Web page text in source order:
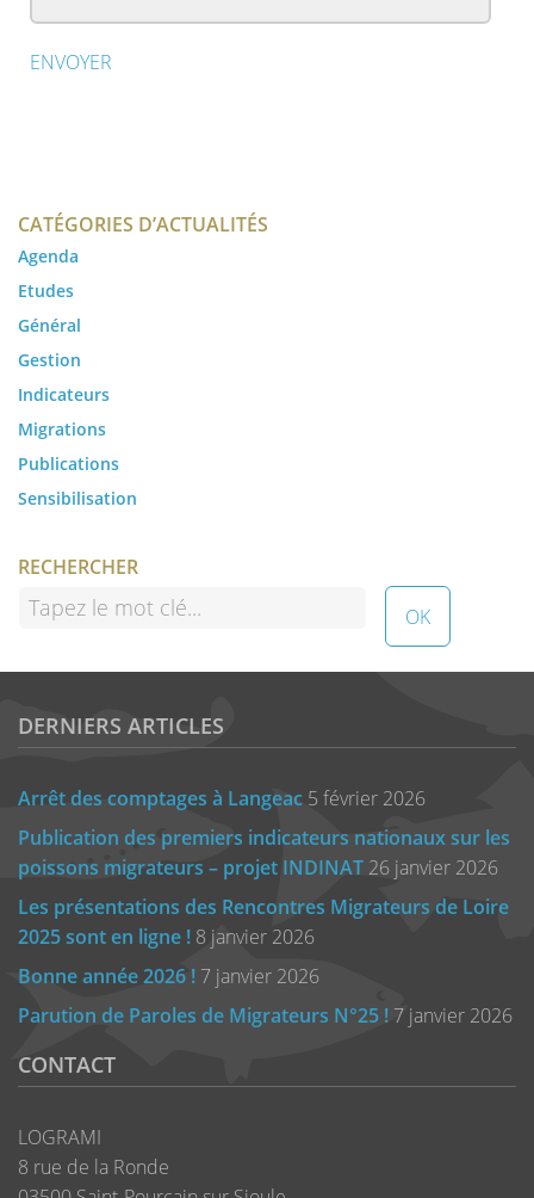
CATÉGORIES D’ACTUALITÉS
Agenda
Etudes
Général
Gestion
Indicateurs
Migrations
Publications
Sensibilisation
RECHERCHER
DERNIERS ARTICLES
Arrêt des comptages à Langeac 5 février 2026
Publication des premiers indicateurs nationaux sur les
poissons migrateurs – projet INDINAT 26 janvier 2026
Les présentations des Rencontres Migrateurs de Loire
2025 sont en ligne ! 8 janvier 2026
Bonne année 2026 ! 7 janvier 2026
Parution de Paroles de Migrateurs N°25 ! 7 janvier 2026
CONTACT
LOGRAMI
8 rue de la Ronde